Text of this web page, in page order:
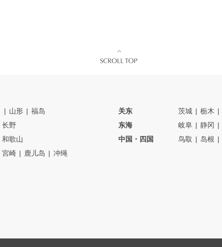
山形 福岛 关东 茨城 栃木
长野 东海 岐阜 静冈
和歌山 中国・四国 鸟取 岛根
宮崎 鹿儿岛 冲绳